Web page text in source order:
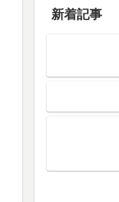
新着記事